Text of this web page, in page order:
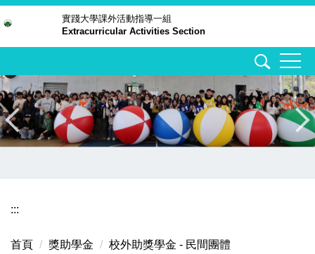
主
內
容
區
實踐大學課外活動指導一組
Extracurricular Activities Section
:::
首頁 獎助學金 校外助獎學金 - 民間團體